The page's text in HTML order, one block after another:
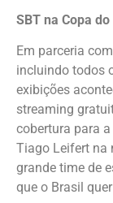
SBT na Copa
Em parceria
incluindo todos
exibições
streaming
cobertura para
Tiago Leifert na
grande time de
que o Brasil quer